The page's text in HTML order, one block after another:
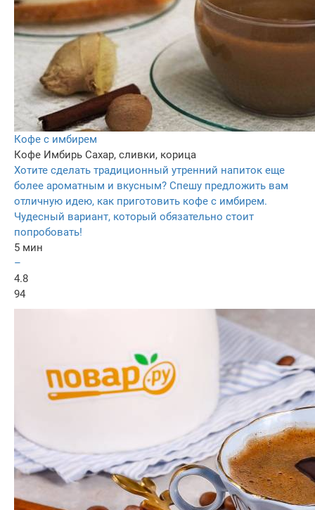
Кофе с имбирем
Кофе Имбирь Сахар, сливки, корица
Хотите сделать традиционный утренний напиток еще
более ароматным и вкусным? Спешу предложить вам
отличную идею, как приготовить кофе с имбирем.
Чудесный вариант, который обязательно стоит
попробовать!
5 мин
–
4.8
94